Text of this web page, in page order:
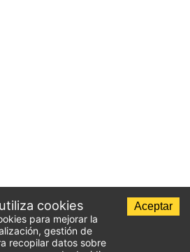
cookies
para mejorar la
gestión de
recopilar datos sobre
Aceptar